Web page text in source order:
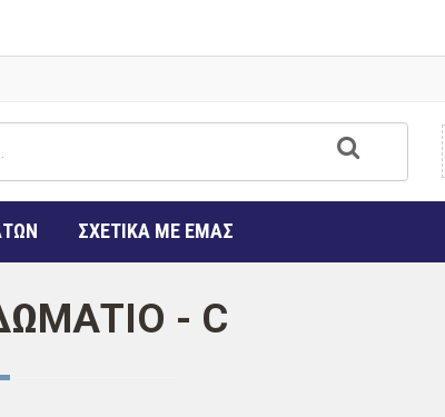
ΣΧΕΤΙΚΑ ΜΕ ΕΜΑΣ
- C